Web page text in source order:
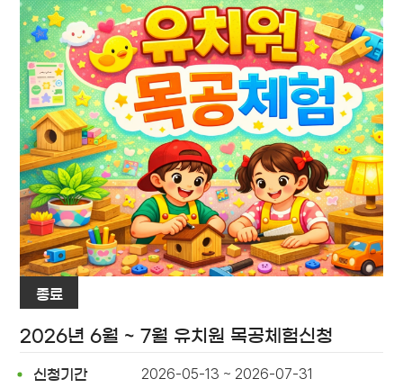
종료
2026년 6월 ~ 7월 유치원 목공체험신청
신청기간 2026-05-13 ~ 2026-07-31